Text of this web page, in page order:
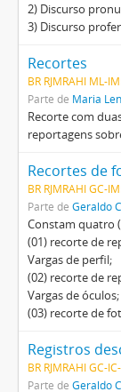
2) Discurso
3) Discurso
Recortes
BR RJMRAHI ML-
Parte de Maria
Recorte com
reportagens
Recortes de
BR RJMRAHI GC-
Parte de Geraldo
Constam quatro
(01) recorte de
Vargas de perfil;
(02) recorte de
Vargas de óculos;
(03) recorte de
Registros
BR RJMRAHI GC-
Parte de Geraldo